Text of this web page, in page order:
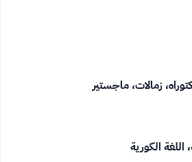
زمالات، ماجستير
اللغة الكورية